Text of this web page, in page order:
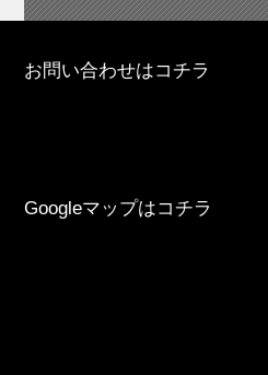
お問い合わせはコチラ
Googleマップはコチラ